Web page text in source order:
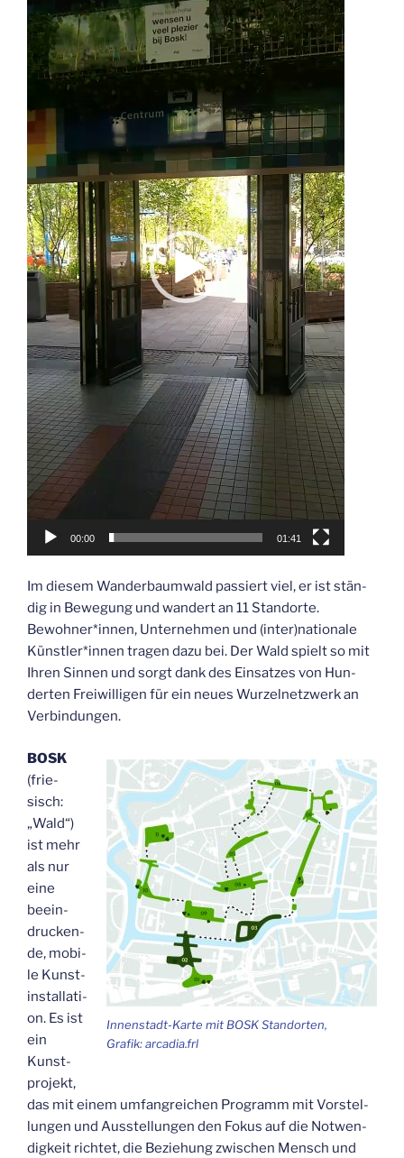
Player
00:00 01:41
Im die­sem Wan­der­baum­wald pas­siert viel, er ist stän­
dig in Bewe­gung und wan­dert an 11 Stand­or­te.
Bewohner*innen, Unter­neh­men und (inter)nationale
Künstler*innen tra­gen dazu bei. Der Wald spielt so mit
Ihren Sin­nen und sorgt dank des Ein­sat­zes von Hun­
der­ten Frei­wil­li­gen für ein neu­es Wur­zel­netz­werk an
Verbindungen.
Innen­stadt-Kar­te mit BOSK Stand­or­ten,
Gra­fik: arcadia.frl
BOSK
(frie­
sisch:
„Wald“)
ist mehr
als nur
eine
beein­
dru­cken­
de, mobi­
le Kunst­
in­stal­la­ti­
on. Es ist
ein
Kunst­
pro­jekt,
das mit einem umfang­rei­chen Pro­gramm mit Vor­stel­
lun­gen und Aus­stel­lun­gen den Fokus auf die Not­wen­
dig­keit rich­tet, die Bezie­hung zwi­schen Mensch und